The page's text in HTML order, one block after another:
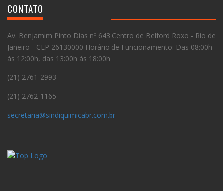
CONTATO
Av. Benjamim Pinto Dias nº 643 Centro de Belford Roxo - Rio de
Janeiro - CEP 26130000 Horário de Funcionamento: Das 08:00h
às 12:00h, das 13:00h às 18:00h
(21) 2761-2993
(21) 2762-1165
secretaria@sindiquimicabr.com.br